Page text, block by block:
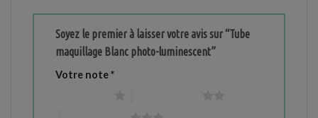
Soyez le premier à laisser votre avis sur “Tube
maquillage Blanc photo-luminescent”
Votre note*